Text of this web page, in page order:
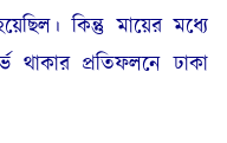
কিন্তু মায়ের মধ্যে
থাকার প্রতিফলনে ঢাকা